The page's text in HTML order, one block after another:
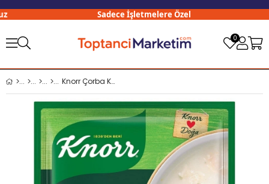
Sadece İşletmelere Özel
0
Knorr Çorba Kremalı Tavuk Çorbası x12 li Paket